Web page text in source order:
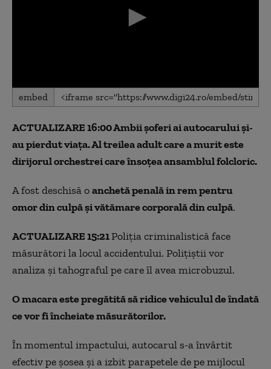
0
seconds
seconds
embed
ACTUALIZARE 16:00 Ambii șoferi ai autocarului și-
au pierdut viața. Al treilea adult care a murit este
dirijorul orchestrei care însoțea ansamblul folcloric.
A fost deschisă oanchetă penală in rem pentru
omor din culpă și vătămare corporală din culpă.
ACTUALIZARE 15:21Poliția criminalistică face
măsurători la locul accidentului. Polițiștii vor
analiza și tahograful pe care îl avea microbuzul.
O macara este pregătită să ridice vehiculul de îndată
ce vor fi încheiate măsurătorilor.
În momentul impactului, autocarul s-a învârtit
efectiv pe șosea și a izbit parapetele de pe mijlocul